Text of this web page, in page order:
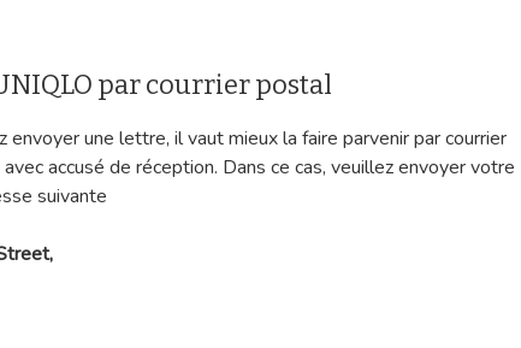
par courrier postal
envoyer une lettre, il vaut mieux la faire parvenir par courrier
accusé de réception. Dans ce cas, veuillez envoyer votre
suivante